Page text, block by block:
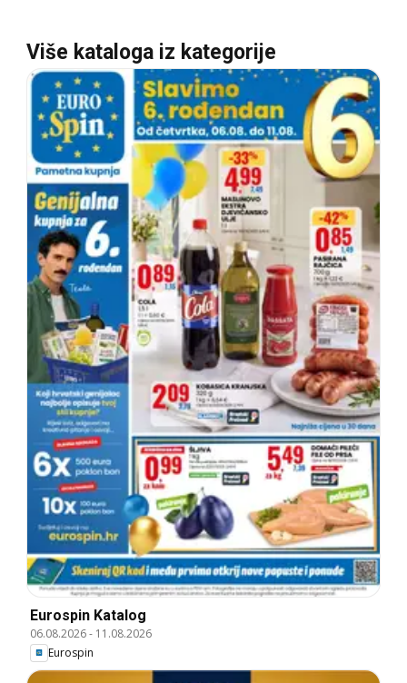
Više kataloga iz kategorije
Eurospin Katalog
06.08.2026- 11.08.2026
Eurospin